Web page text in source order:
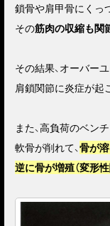
鎖骨や肩甲骨にくっ
その筋肉の収縮も関
その結果、オーバー
肩鎖関節に炎症が起
また、高負荷のベン
軟骨が削れて、骨が溶
逆に骨が増殖（変形性